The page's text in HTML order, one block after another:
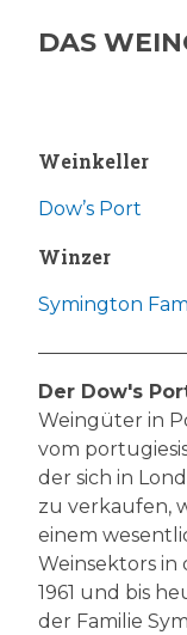
DAS
Weinkeller
Dow’s Port
Winzer
Symington
Der Dow's
Weingüter in
vom
der sich in
zu verkaufen,
einem
Weinsektors in
1961 und bis
der Familie